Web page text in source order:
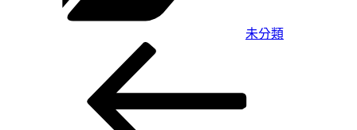
未分類